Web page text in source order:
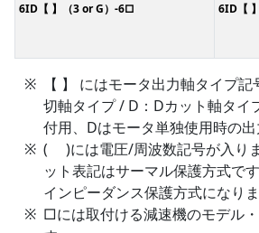
6ID【 】（3 or G）-6□ 6ID【
【 】 にはモータ出力軸タイプ
切軸タイプ / D：Dカット軸タ
付用、Dはモータ単独使用時の出
( )には電圧/周波数記号が入り
ット表記はサーマル保護方式で
インピーダンス保護方式になりま
□には取付ける減速機のモデル